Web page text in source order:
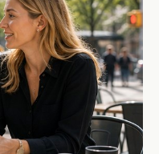
ス調整
、採用しない前提での